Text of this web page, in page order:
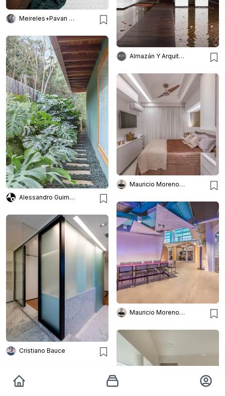
Meireles+Pavan Arquitetura
Almazán Y Arquitectos Asoc
Alessandro Guimarães
Mauricio Moreno Fotografia
Mauricio Moreno Fotografia
Cristiano Bauce